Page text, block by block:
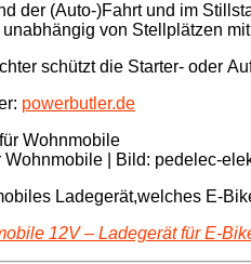
der (Auto-)Fahrt und im
von Stellplätzen
schützt die Starter- oder
powerbutler.de
Wohnmobile | Bild: pedelec-
Ladegerät,welches E-
12V – Ladegerät für E-